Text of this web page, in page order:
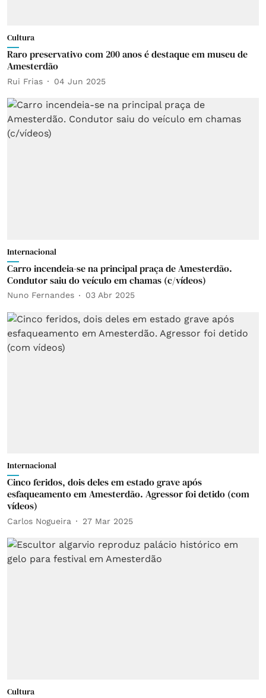
Cultura
Raro preservativo com 200 anos é destaque em museu de
Amesterdão
Rui Frias 04 Jun 2025
Internacional
Carro incendeia-se na principal praça de Amesterdão.
Condutor saiu do veículo em chamas (c/vídeos)
Nuno Fernandes 03 Abr 2025
Internacional
Cinco feridos, dois deles em estado grave após
esfaqueamento em Amesterdão. Agressor foi detido (com
vídeos)
Carlos Nogueira 27 Mar 2025
Cultura